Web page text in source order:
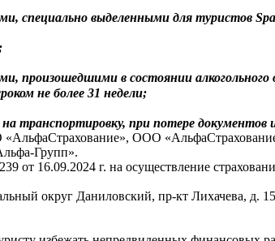
специально выделенными для туристов
произошедшими в состоянии алкогольного
не более 31 недели;
транспортировку, при потере
«АльфаСтрахование», ООО
Групп».
от 16.09.2024 г. на осуществление
округ Даниловский, пр-кт Лихачева, д.